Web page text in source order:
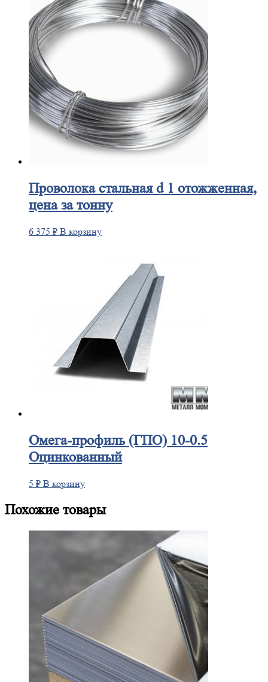
Проволокастальная d 1 отожженная,
цена за тонну
6 375 ₽ В корзину
Омега-профиль(ГПО) 10-0.5
Оцинкованный
5 ₽ В корзину
Похожие товары